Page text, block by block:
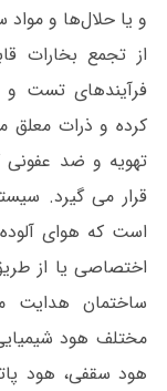
و یا حلال‌ها و
از تجمع بخارات
فرآیندهای تست و
کرده و ذرات معلق
تهویه و ضد عفونی
قرار می گیرد.
است که هوای
اختصاصی یا از
ساختمان هدایت
مختلف هود